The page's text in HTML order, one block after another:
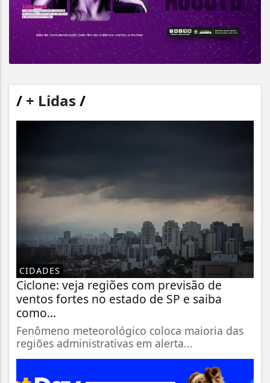
/ + Lidas /
CIDADES
Ciclone: veja regiões com previsão de
ventos fortes no estado de SP e saiba
como...
Fenômeno meteorológico coloca maioria das
regiões administrativas em alerta...